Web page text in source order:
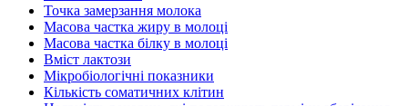
Точка замерзання молока
Масова частка жиру в молоці
Масова частка білку в молоці
Вміст лактози
Мікробіологічні показники
Кількість соматичних клітин